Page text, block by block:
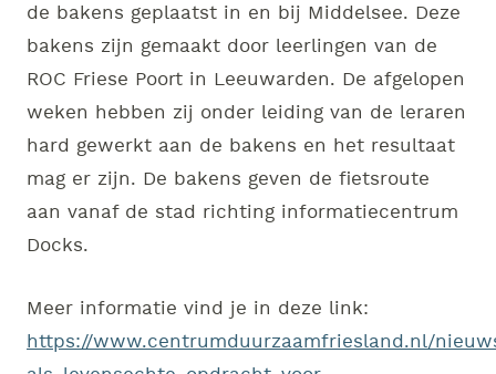
de bakens geplaatst in en bij Middelsee. Deze
bakens zijn gemaakt door leerlingen van de
ROC Friese Poort in Leeuwarden. De afgelopen
weken hebben zij onder leiding van de leraren
hard gewerkt aan de bakens en het resultaat
mag er zijn. De bakens geven de fietsroute
aan vanaf de stad richting informatiecentrum
Docks.
Meer informatie vind je in deze link:
https://www.centrumduurzaamfriesland.nl/